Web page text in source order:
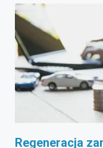
Regeneracja